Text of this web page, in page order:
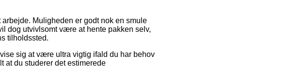
Muligheden er godt nok en smule
dog utvivlsomt være at hente pakken selv,
tilholdssted.
sig at være ultra vigtig ifald du har behov
at du studerer det estimerede